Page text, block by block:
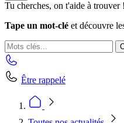
Tu cherches, on t'aide à trouver !
Tape un mot-clé et découvre
Être rappelé